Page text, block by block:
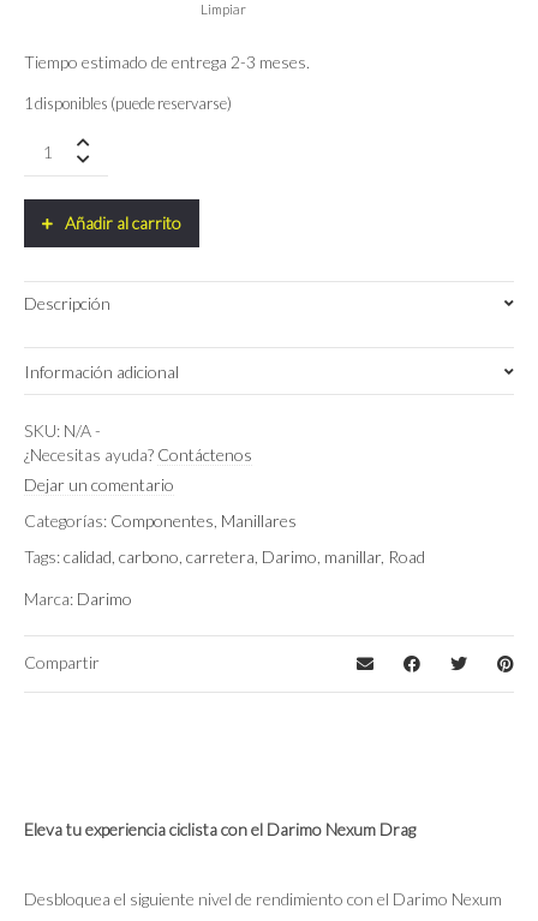
Limpiar
Tiempo estimado de entrega 2-3 meses.
1 disponibles (puede reservarse)
Manillar
Darimo
Drag
matte
quantity
Añadir al carrito
Descripción
Información adicional
Ancho de manillar
Longitud de Potencia
SKU: N/A-
¿Necesitas ayuda? Contáctenos
Dejar un comentario
Categorías: Componentes, Manillares
Tags:calidad, carbono, carretera, Darimo, manillar, Road
Marca: Darimo
Compartir
Eleva tu experiencia ciclista con el Darimo Nexum Drag
Desbloquea el siguiente nivel de rendimiento con el Darimo Nexum